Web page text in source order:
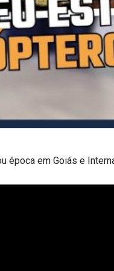
época em Goiás e